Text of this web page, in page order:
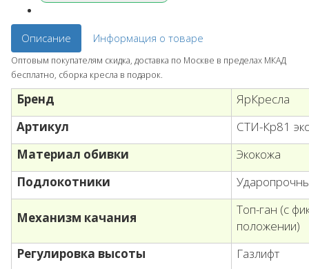
Описание Информация о товаре
Оптовым покупателям скидка, доставка по Москве в пределах МКАД
бесплатно, сборка кресла в подарок.
Бренд
ЯрКресла
Артикул
СТИ-Кр81
Материал обивки
Экокожа
Подлокотники
Механизм качания
Топ-ган (с
положении)
Регулировка высоты
Газлифт